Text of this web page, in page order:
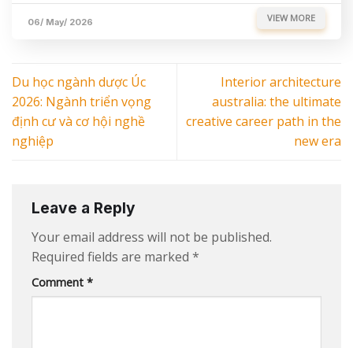
06/ May/ 2026 VIEW MORE
Du học ngành dược Úc
2026: Ngành triển vọng
định cư và cơ hội nghề
nghiệp
Interior architecture
australia: the ultimate
creative career path in the
new era
Leave a Reply
Your email address will not be published.
Required fields are marked *
Comment *